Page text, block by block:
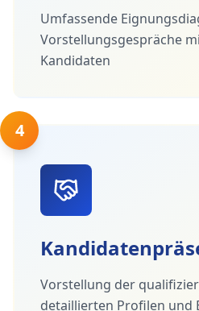
Umfassende
Vorstellungsgespräche
Kandidaten
4
Vorstellung der
detaillierten Profilen und